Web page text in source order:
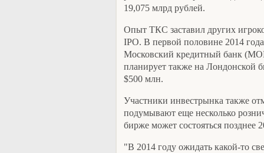
19,075 млрд рублей.
Опыт ТКС заставил других
IPO. В первой половине 2014
Московский кредитный банк
планирует также на Лондонской
$500 млн.
Участники инвестрынка также
подумывают еще несколько
бирже может состояться позднее
"В 2014 году ожидать какой-то